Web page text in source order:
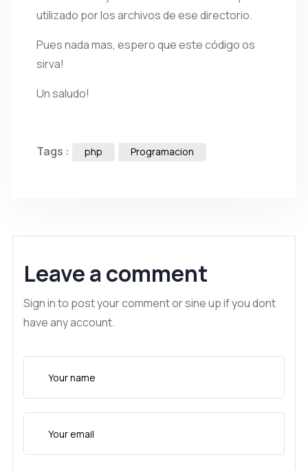
utilizado por los archivos de ese directorio.
Pues nada mas, espero que este código os
sirva!
Un saludo!
Tags : php Programacion
Leave a comment
Sign in to post your comment or sine up if you dont
have any account.